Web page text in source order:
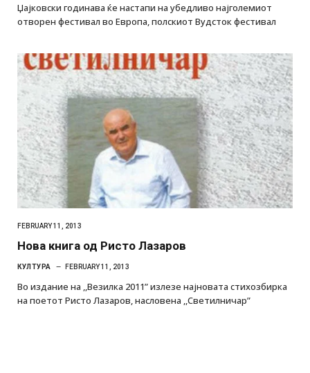
Џајковски годинава ќе настапи на убедливо најголемиот
отворен фестивал во Европа, полскиот Вудсток фестивал
FEBRUARY 11, 2013
Нова книга од Ристо Лазаров
КУЛТУРА FEBRUARY 11, 2013
Во издание на ,,Везилка 2011” излезе најновата стихозбирка
на поетот Ристо Лазаров, насловена ,,Светилничар”